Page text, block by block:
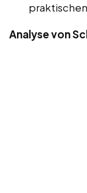
Analyse von